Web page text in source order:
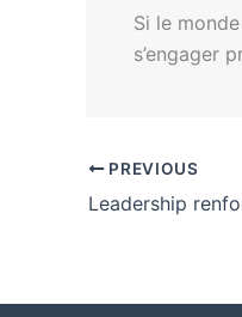
Si le
s’engager
PREVIOUS